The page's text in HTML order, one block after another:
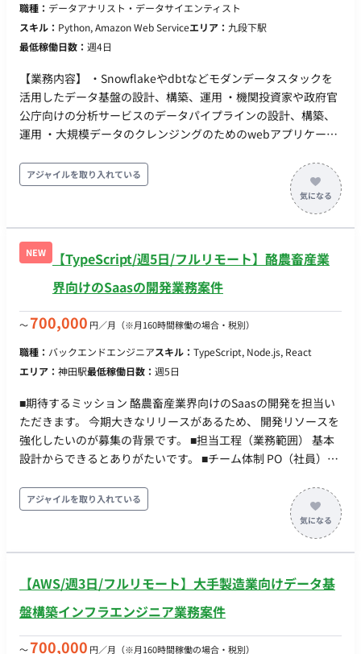
の合意形成】 プロジェクトメンバーとの要件整理に加え、必要
に応じてエンドユーザー（銀行）との打ち合わせ・調整への同
席。 ■ 開発環境・技術スタック クラウド環境: Azure (Azure
Spoke構成, 各種VNet設計 IaC / CI/CD: Terraform, Azure
DevOps その他: FISC安全対策基準への準拠設計 ■ 働き方・稼働
条件 開始時期: 2026年7月第1週（調整により7月1日〜） 稼働
量: 週2日〜（月80時間・0.5人月想定。柔軟な時間調整、また
は0.5人月相応の稼働） リモート稼働: フルリモート（常駐な
し） フレックス稼働: 可能（コアタイムなしのマンスリーフレ
ックス制度あり） PC環境: 企業側よりPC貸与の可能性あり（調
職種： データアナリスト・データサイエンティスト
スキル： Python, Amazon Web Serviceエリア： 九段下駅
最低稼働日数： 週4日
【業務内容】 ・Snowflakeやdbtなどモダンデータスタックを
活用したデータ基盤の設計、構築、運用 ・機関投資家や政府官
公庁向けの分析サービスのデータパイプラインの設計、構築、
運用 ・大規模データのクレンジングのためのwebアプリケーシ
タの利活用について最前線で関わり、世の中への影響を深く感
じることができる ・開発だけでなく、プロダクトの立ち上げに
携わることができる ・まだ30名ほどの組織で、一人に与えられ
る裁量が大きい ・外国籍の社員も複数名在籍しており、全体の
MTGは英語で行うなど、英語を生かしたい方にもマッチするグ
ローバルな環境
アジャイルを取り入れている
NEW
【TypeScript/週5日/フルリモート】酪農畜産業
界向けのSaasの開発業務案件
〜700,000 円／月 （※月160時間稼働の場合・税別）
職種： バックエンドエンジニアスキル： TypeScript, Node.js, React
エリア： 神田駅最低稼働日数： 週5日
■期待するミッション 酪農畜産業界向けのSaasの開発を担当い
ただきます。 今期大きなリリースがあるため、 開発リソースを
強化したいのが募集の背景です。 ■担当工程（業務範囲） 基本
設計からできるとありがたいです。 ■チーム体制 PO（社員）
エンジニア ■業務の流れ アジャイル開発(スクラム) スプリント
は2週間です。 デイリーMTGが平日10時に出れるのであれば、
言語: Javascript, Typescript ・ライブラリ: Next.js, express,
Amazon Lambda, Amazon S3, Amazon API Gateway, Amazon
RDS, Amazon Cognito, Amazon EC2 ・IaaC：AWS CDK ・その
モートにてご稼働いただけます。 ■働き方 稼働時間帯は不問で
アジャイルを取り入れている
【AWS/週3日/フルリモート】大手製造業向けデータ基
盤構築インフラエンジニア業務案件
〜700,000 円／月 （※月160時間稼働の場合・税別）